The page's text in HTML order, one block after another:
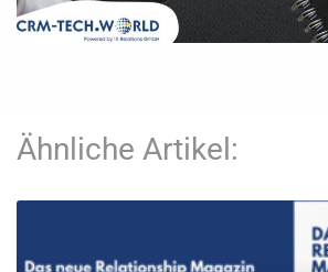
Ähnliche Artikel: